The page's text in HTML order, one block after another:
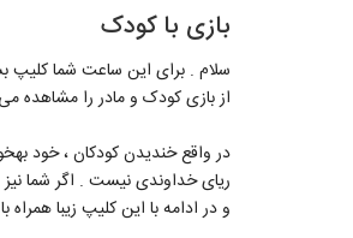
بازی با کودک
سلام . برای این ساعت شما کلیپ
از بازی کودک و مادر را مشاهده
در واقع خندیدن کودکان ، خود
ریای خداوندی نیست . اگر شما
و در ادامه با این کلیپ زیبا همراه